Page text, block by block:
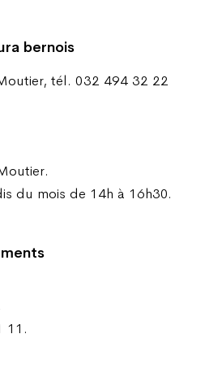
bernois
tél. 032 494 32 22
du mois de 14h à 16h30.
11.